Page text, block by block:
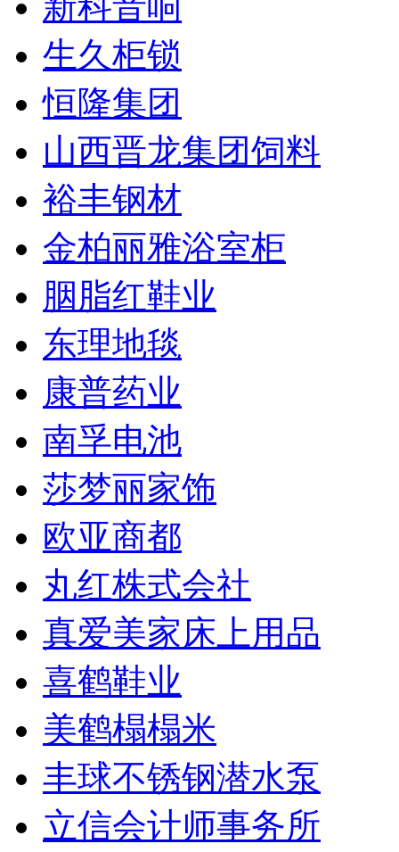
生久柜锁
恒隆集团
山西晋龙集团饲料
裕丰钢材
金柏丽雅浴室柜
胭脂红鞋业
东理地毯
康普药业
南孚电池
莎梦丽家饰
欧亚商都
丸红株式会社
真爱美家床上用品
喜鹤鞋业
美鹤榻榻米
丰球不锈钢潜水泵
立信会计师事务所